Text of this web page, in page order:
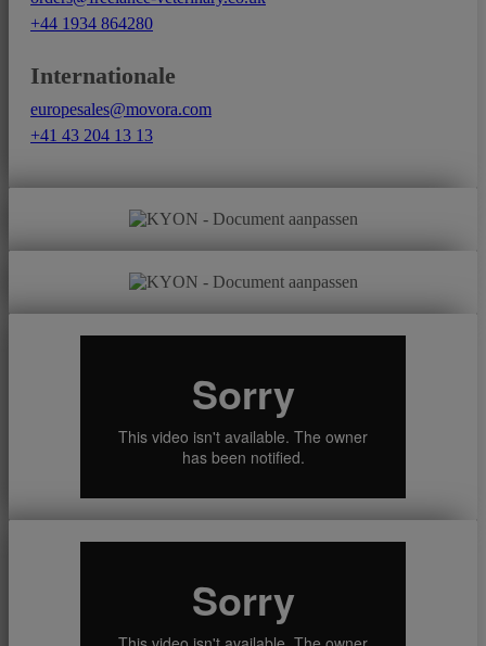
+44 1934 864280
Internationale
europesales@movora.com
+41 43 204 13 13